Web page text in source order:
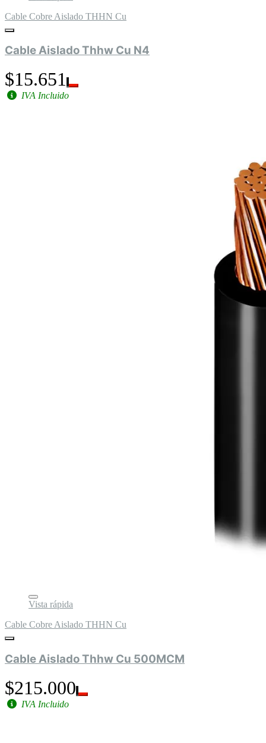
Cable Cobre Aislado THHN Cu
Cable Aislado Thhw Cu N4
$15.651
IVA Incluido
Vista rápida
Cable Cobre Aislado THHN Cu
Cable Aislado Thhw Cu 500MCM
$215.000
IVA Incluido